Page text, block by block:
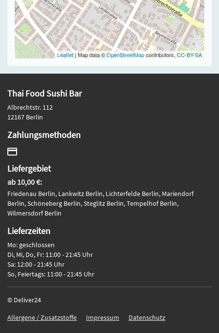
Leaflet| Map data ©OpenStreetMapcontributors,CC-BY-SA
Thai Food Sushi Bar
Albrechtstr. 112
12167 Berlin
Zahlungsmethoden
Liefergebiet
ab 10,00 €:
Friedenau Berlin, Lankwitz Berlin, Lichterfelde Berlin, Mariendorf
Berlin, Schöneberg Berlin, Steglitz Berlin, Tempelhof Berlin,
Wilmersdorf Berlin
Lieferzeiten
Mo: geschlossen
Di, Mi, Do, Fr: 11:00 - 21:45 Uhr
Sa: 12:00 - 21:45 Uhr
So, Feiertags: 11:00 - 21:45 Uhr
© Deliver24
Allergene / Zusatzstoffe
Impressum Datenschutz